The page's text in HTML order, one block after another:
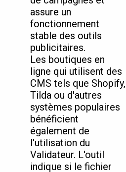
assure un
fonctionnement
stable des outils
publicitaires.
Les boutiques en
ligne qui utilisent des
CMS tels que Shopify,
Tilda ou d'autres
systèmes populaires
bénéficient
également de
l'utilisation du
Validateur. L'outil
indique si le fichier